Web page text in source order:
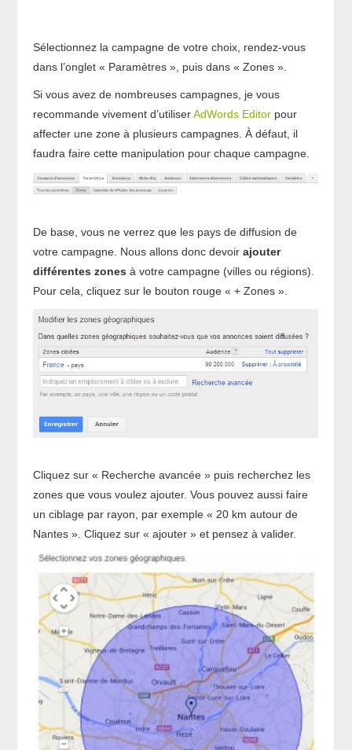
Sélectionnez la campagne de votre choix, rendez-vous
dans l’onglet « Paramètres », puis dans « Zones ».
Si vous avez de nombreuses campagnes, je vous
recommande vivement d’utiliserAdWords Editor pour
affecter une zone à plusieurs campagnes. À défaut, il
faudra faire cette manipulation pour chaque campagne.
De base, vous ne verrez que les pays de diffusion de
votre campagne. Nous allons donc devoirajouter
différentes zones à votre campagne (villes ou régions).
Pour cela, cliquez sur le bouton rouge « + Zones ».
Cliquez sur « Recherche avancée » puis recherchez les
zones que vous voulez ajouter. Vous pouvez aussi faire
un ciblage par rayon, par exemple « 20 km autour de
Nantes ». Cliquez sur « ajouter » et pensez à valider.